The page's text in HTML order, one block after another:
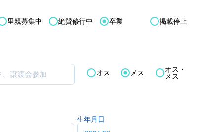
里親募集中 絶賛修行中 卒業 掲載停止
オス メス オス・
メス
生年月日